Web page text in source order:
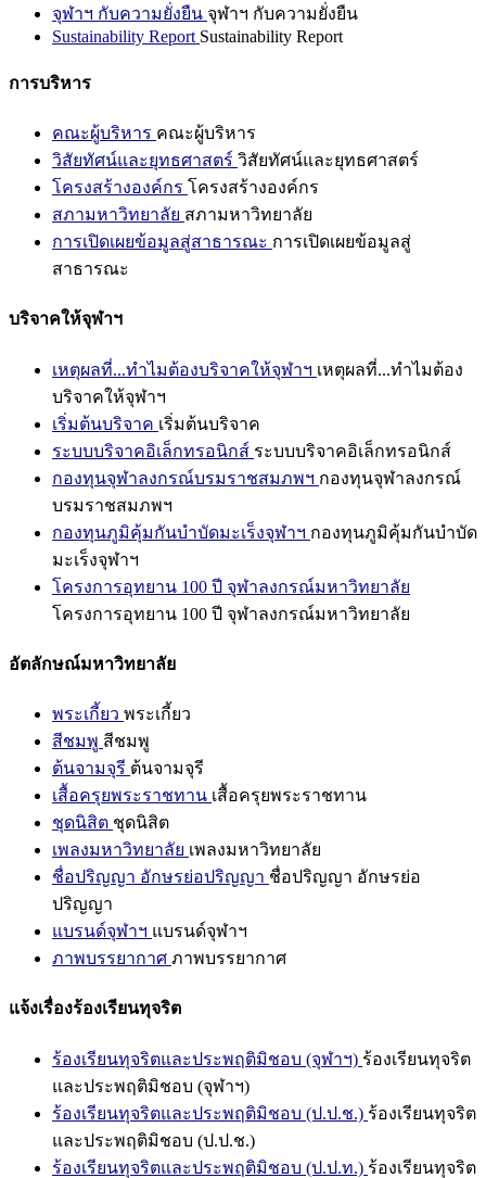
จุฬาฯ กับความยั่งยืน จุฬาฯ กับความยั่งยืน
Sustainability Report Sustainability Report
การบริหาร
คณะผู้บริหาร คณะผู้บริหาร
วิสัยทัศน์และยุทธศาสตร์ วิสัยทัศน์และยุทธศาสตร์
โครงสร้างองค์กร โครงสร้างองค์กร
สภามหาวิทยาลัย สภามหาวิทยาลัย
การเปิดเผยข้อมูลสู่สาธารณะ การเปิดเผยข้อมูลสู่
สาธารณะ
บริจาคให้จุฬาฯ
เหตุผลที่...ทำไมต้องบริจาคให้จุฬาฯ เหตุผลที่...ทำไมต้อง
บริจาคให้จุฬาฯ
เริ่มต้นบริจาค เริ่มต้นบริจาค
ระบบบริจาคอิเล็กทรอนิกส์ ระบบบริจาคอิเล็กทรอนิกส์
กองทุนจุฬาลงกรณ์บรมราชสมภพฯ กองทุนจุฬาลงกรณ์
บรมราชสมภพฯ
กองทุนภูมิคุ้มกันบำบัดมะเร็งจุฬาฯ กองทุนภูมิคุ้มกันบำบัด
มะเร็งจุฬาฯ
โครงการอุทยาน 100 ปี จุฬาลงกรณ์มหาวิทยาลัย
โครงการอุทยาน 100 ปี จุฬาลงกรณ์มหาวิทยาลัย
อัตลักษณ์มหาวิทยาลัย
พระเกี้ยว พระเกี้ยว
สีชมพู สีชมพู
ต้นจามจุรี ต้นจามจุรี
เสื้อครุยพระราชทาน เสื้อครุยพระราชทาน
ชุดนิสิต ชุดนิสิต
เพลงมหาวิทยาลัย เพลงมหาวิทยาลัย
ชื่อปริญญา อักษรย่อปริญญา ชื่อปริญญา อักษรย่อ
ปริญญา
แบรนด์จุฬาฯ แบรนด์จุฬาฯ
ภาพบรรยากาศ ภาพบรรยากาศ
แจ้งเรื่องร้องเรียนทุจริต
ร้องเรียนทุจริตและประพฤติมิชอบ (จุฬาฯ) ร้องเรียนทุจริต
และประพฤติมิชอบ (จุฬาฯ)
ร้องเรียนทุจริตและประพฤติมิชอบ (ป.ป.ช.) ร้องเรียนทุจริต
และประพฤติมิชอบ (ป.ป.ช.)
ร้องเรียนทุจริตและประพฤติมิชอบ (ป.ป.ท.) ร้องเรียนทุจริต